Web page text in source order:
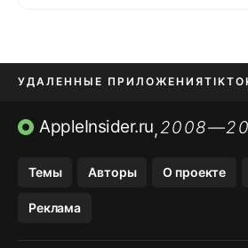
УДАЛЕННЫЕ ПРИЛОЖЕНИЯ
ПРИЛОЖЕНИЯ БЕЗ APP STORE
AppleInsider.ru,
Темы Авторы О проекте
Реклама